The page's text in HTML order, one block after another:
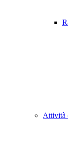
Attività